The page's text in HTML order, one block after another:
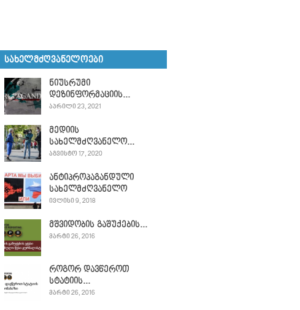
ᲡᲐᲮᲔᲚᲛᲫᲦᲕᲐᲜᲔᲚᲝᲔᲑᲘ
ნიუსრუმი
დეზინფორმაციის...
ᲐᲞᲠᲘᲚᲘ 23, 2021
მედიის
სახელმძღვანელო...
ᲐᲒᲕᲘᲡᲢᲝ 17, 2020
ანტიპროპაგანდული
სახელმძღვანელო
ᲘᲕᲚᲘᲡᲘ 9, 2018
მშვიდობის გაშუქების...
ᲛᲐᲠᲢᲘ 26, 2016
როგორ დავწეროთ
სტატიის...
ᲛᲐᲠᲢᲘ 26, 2016